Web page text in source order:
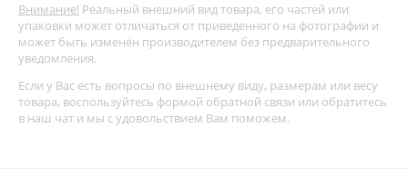
Внимание! Реальный внешний вид товара, его частей или
упаковки может отличаться от приведенного на фотографии и
может быть изменён производителем без предварительного
уведомления.
Если у Вас есть вопросы по внешнему виду, размерам или весу
товара, воспользуйтесь формой обратной связи или обратитесь
в наш чат и мы с удовольствием Вам поможем.